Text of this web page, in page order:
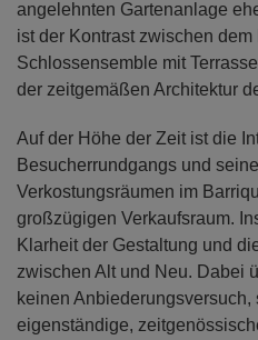
angelehnten Gartenanlage
ist der Kontrast zwischen dem
Schlossensemble mit
der zeitgemäßen Architektur
Auf der Höhe der Zeit ist die
Besucherrundgangs und
Verkostungsräumen im
großzügigen Verkaufsraum.
Klarheit der Gestaltung und
zwischen Alt und Neu. Dabei
keinen
eigenständige,